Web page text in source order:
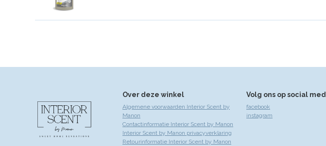
Over deze winkel
Algemene voorwaarden Interior Scent by
Manon
Contactinformatie Interior Scent by Manon
Interior Scent by Manon privacyverklaring
Retourinformatie Interior Scent by Manon
Volg ons op social
facebook
instagram